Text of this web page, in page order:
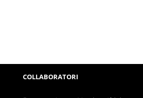
COLLABORATORI